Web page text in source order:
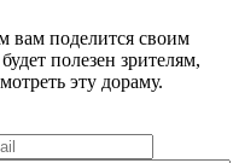
вам поделится своим
полезен зрителям,
эту дораму.